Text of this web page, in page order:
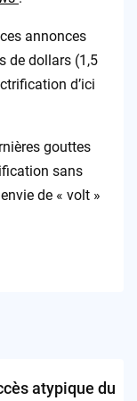
annonces
de dollars (1,5
d’ici
gouttes
sans
de « volt »
atypique du